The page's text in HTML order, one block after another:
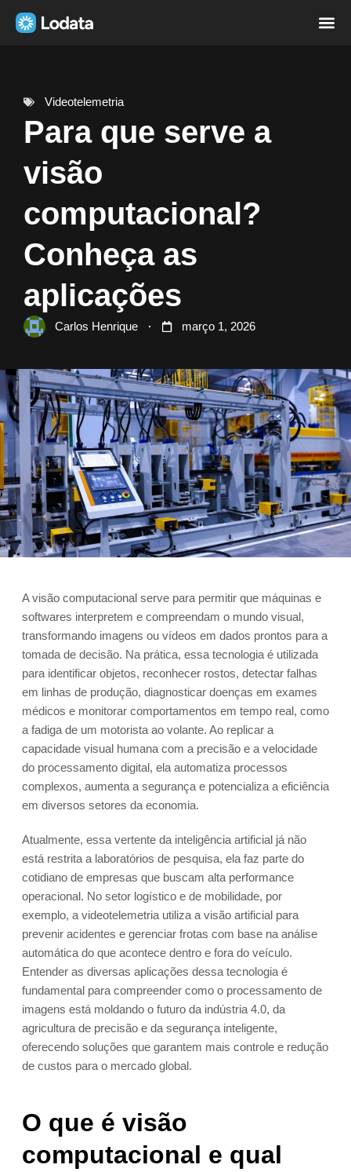
Videotelemetria
Para que serve a
visão
computacional?
Conheça as
aplicações
Carlos Henrique março 1, 2026
A visão computacional serve para permitir que máquinas e
softwares interpretem e compreendam o mundo visual,
transformando imagens ou vídeos em dados prontos para a
tomada de decisão. Na prática, essa tecnologia é utilizada
para identificar objetos, reconhecer rostos, detectar falhas
em linhas de produção, diagnosticar doenças em exames
médicos e monitorar comportamentos em tempo real, como
a fadiga de um motorista ao volante. Ao replicar a
capacidade visual humana com a precisão e a velocidade
do processamento digital, ela automatiza processos
complexos, aumenta a segurança e potencializa a eficiência
em diversos setores da economia.
Atualmente, essa vertente da inteligência artificial já não
está restrita a laboratórios de pesquisa, ela faz parte do
cotidiano de empresas que buscam alta performance
operacional. No setor logístico e de mobilidade, por
exemplo, a videotelemetria utiliza a visão artificial para
prevenir acidentes e gerenciar frotas com base na análise
automática do que acontece dentro e fora do veículo.
Entender as diversas aplicações dessa tecnologia é
fundamental para compreender como o processamento de
imagens está moldando o futuro da indústria 4.0, da
agricultura de precisão e da segurança inteligente,
oferecendo soluções que garantem mais controle e redução
de custos para o mercado global.
O que é visão
computacional e qual